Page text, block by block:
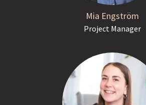
Mia Engström
Project Manager